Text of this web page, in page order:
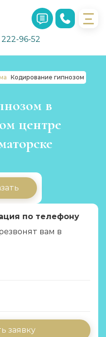
96-52
Кодирование гипнозом
в
центре
по телефону
вам в
заявку